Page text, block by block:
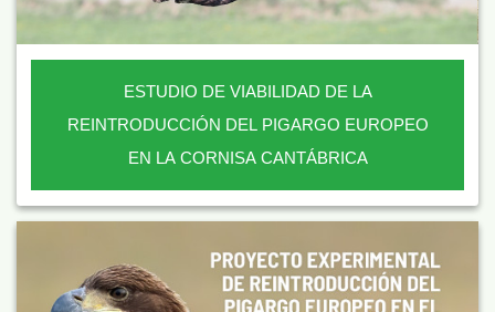
ESTUDIO DE VIABILIDAD DE LA
REINTRODUCCIÓN DEL PIGARGO EUROPEO
EN LA CORNISA CANTÁBRICA